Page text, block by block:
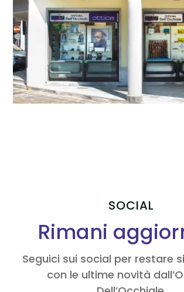
SOCIAL
Rimani
Seguici sui social per restare
con le ultime novità